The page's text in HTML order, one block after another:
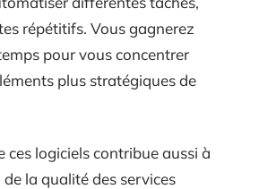
répétitifs. Vous gagnerez
pour vous concentrer
plus stratégiques de
ces logiciels contribue aussi à
de la qualité des services